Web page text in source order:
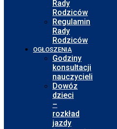
Rady
Rodziców
Regulamin
Rady
Rodziców
OGŁOSZENIA
Godziny
konsultacji
nauczycieli
Dowóz
dzieci
–
rozkład
jazdy